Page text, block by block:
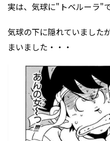
実は、気球に"トベルーラ"
気球の下に隠れていました
まいました・・・